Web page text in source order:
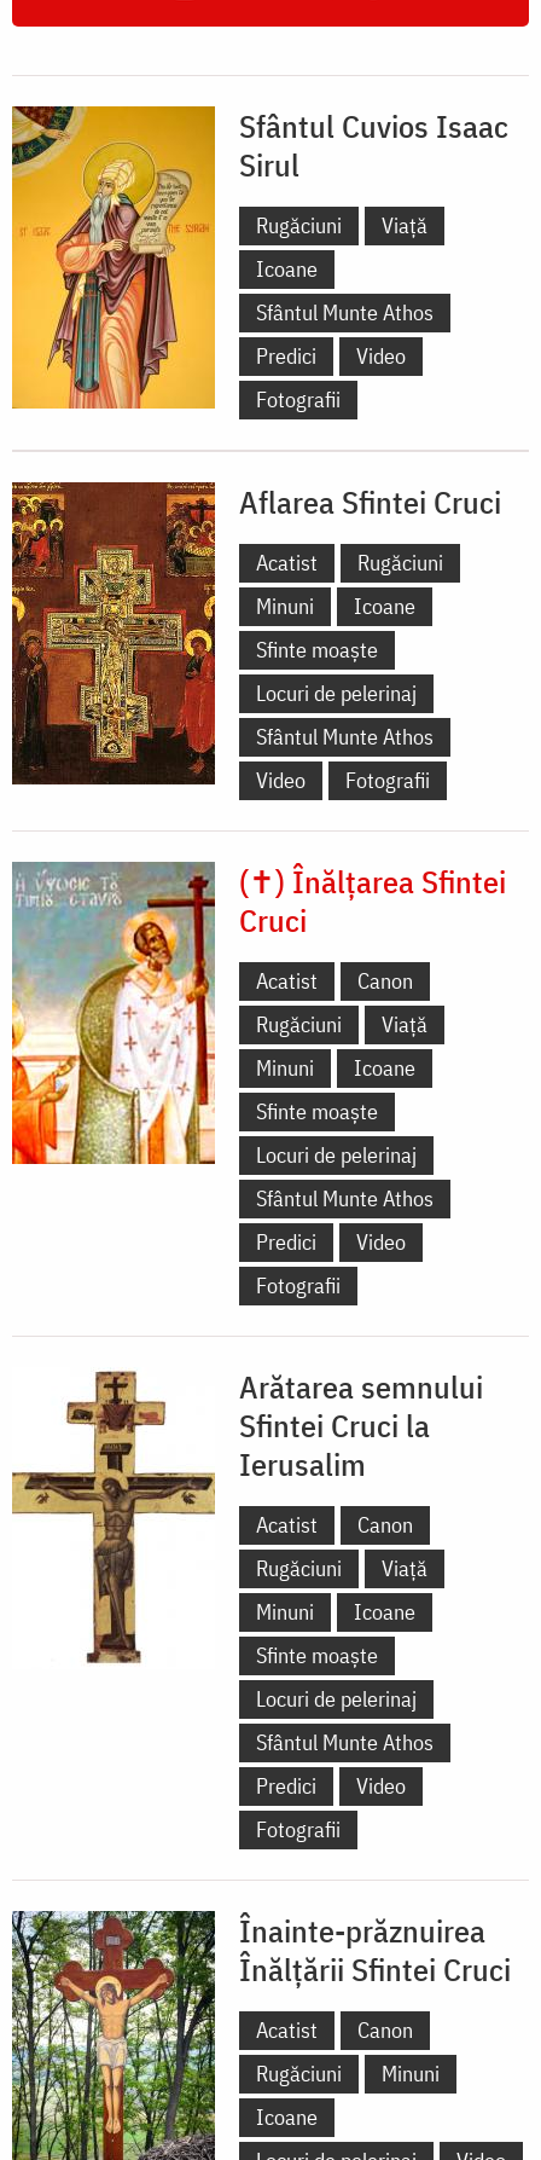
Sfântul Cuvios Isaac
Sirul
Rugăciuni
Viață
Icoane
Sfântul Munte Athos
Predici
Video
Fotografii
Aflarea Sfintei Cruci
Acatist
Rugăciuni
Minuni
Icoane
Sfinte moaște
Locuri de pelerinaj
Sfântul Munte Athos
Video
Fotografii
(✝) Înălțarea Sfintei
Cruci
Acatist
Canon
Rugăciuni
Viață
Minuni
Icoane
Sfinte moaște
Locuri de pelerinaj
Sfântul Munte Athos
Predici
Video
Fotografii
Arătarea semnului
Sfintei Cruci la
Ierusalim
Acatist
Canon
Rugăciuni
Viață
Minuni
Icoane
Sfinte moaște
Locuri de pelerinaj
Sfântul Munte Athos
Predici
Video
Fotografii
Înainte-prăznuirea
Înălțării Sfintei Cruci
Acatist
Canon
Rugăciuni
Minuni
Icoane